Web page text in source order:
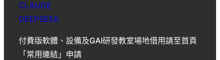
CLAUDE
DEEPSEEK
付費版軟體、設備及GAI研發教室場地借用請至首頁
「常用連結」申請